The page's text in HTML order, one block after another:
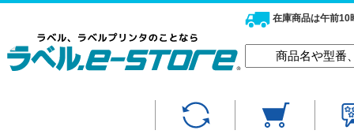
在庫商品は午前10